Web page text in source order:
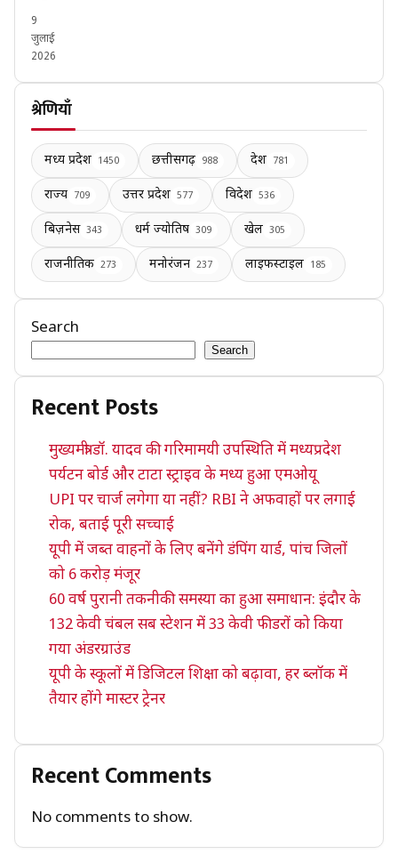
9
जुलाई
2026
श्रेणियाँ
मध्य प्रदेश 1450 छत्तीसगढ़ 988 देश 781
राज्य 709 उत्तर प्रदेश 577 विदेश 536
बिज़नेस 343 धर्म ज्योतिष 309 खेल 305
राजनीतिक 273 मनोरंजन 237 लाइफस्टाइल 185
Search
Search
Recent Posts
मुख्यमंत्री डॉ. यादव की गरिमामयी उपस्थिति में मध्यप्रदेश
पर्यटन बोर्ड और टाटा स्ट्राइव के मध्य हुआ एमओयू
UPI पर चार्ज लगेगा या नहीं? RBI ने अफवाहों पर लगाई
रोक, बताई पूरी सच्चाई
यूपी में जब्त वाहनों के लिए बनेंगे डंपिंग यार्ड, पांच जिलों
को 6 करोड़ मंजूर
60 वर्ष पुरानी तकनीकी समस्या का हुआ समाधान: इंदौर के
132 केवी चंबल सब स्टेशन में 33 केवी फीडरों को किया
गया अंडरग्राउंड
यूपी के स्कूलों में डिजिटल शिक्षा को बढ़ावा, हर ब्लॉक में
तैयार होंगे मास्टर ट्रेनर
Recent Comments
No comments to show.